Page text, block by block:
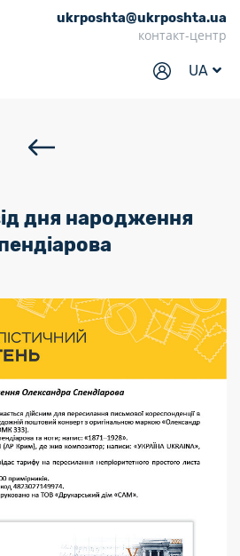
ukrposhta@ukrposhta.ua
контакт-центр
UA
дня народження